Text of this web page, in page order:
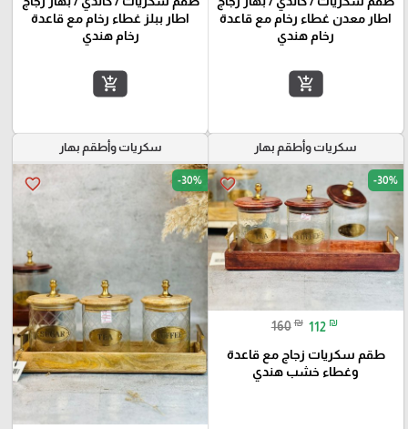
اطار معدن غطاء رخام مع قاعدة
رخام هندي
add_shopping_cart
اطار ببلز غطاء رخام مع قاعدة
رخام هندي
add_shopping_cart
سكريات وأطقم بهار
favorite_border -30%
160 ₪ 112 ₪
طقم سكريات زجاج مع قاعدة
وغطاء خشب هندي
سكريات وأطقم بهار
favorite_border -30%